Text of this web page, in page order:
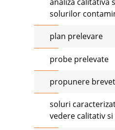
solurilor
plan prelevare
probe prelevate
propunere brevet
soluri
vedere calitativ